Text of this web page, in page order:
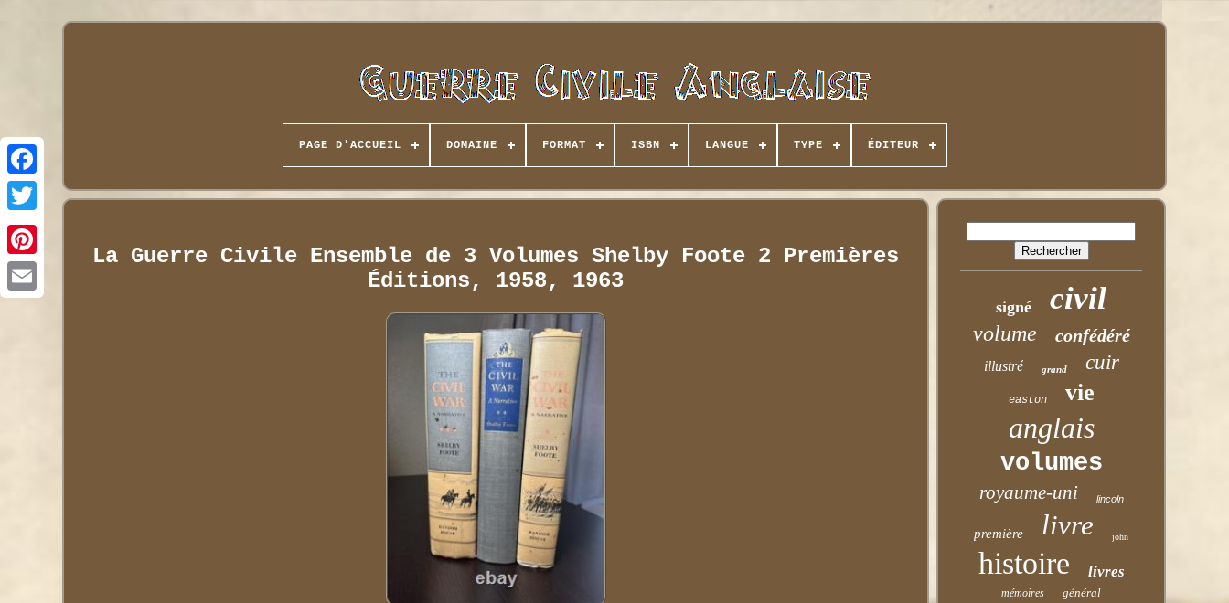
PAGE D'ACCUEIL DOMAINE FORMAT ISBN LANGUE TYPE ÉDITEUR
La Guerre Civile Ensemble de 3 Volumes Shelby Foote 2 Premières
Éditions, 1958, 1963
signé civil
volume confédéré
illustré grand cuir
easton vie
anglais
volumes
royaume-uni lincoln
première livre john
histoire livres
mémoires général